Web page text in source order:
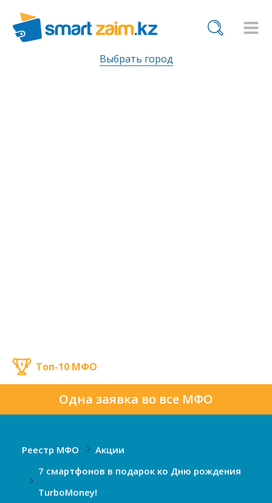
Выбрать город
Одна заявка во все МФО
Топ-10 МФО
Реестр МФО
Акции
7 смартфонов в подарок ко Дню рождения
TurboMoney!